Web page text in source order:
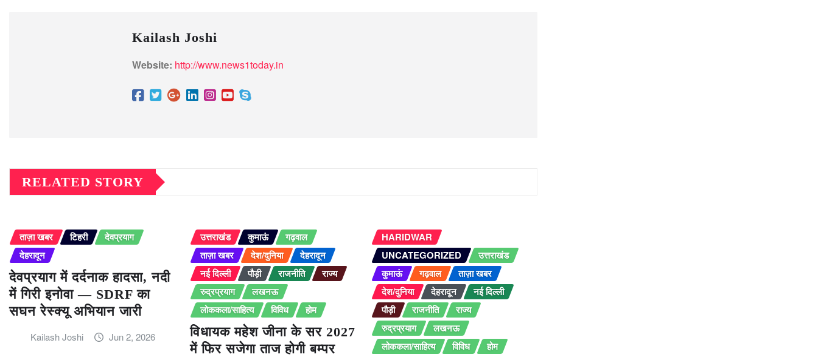
Kailash Joshi
Website: http://www.news1today.in
RELATED STORY
ताज़ा खबर टिहरी
देवप्रयाग
देहरादून
देवप्रयाग में दर्दनाक हादसा, नदी
में गिरी इनोवा — SDRF का
सघन रेस्क्यू अभियान जारी
Kailash Joshi Jun 2, 2026
उत्तराखंड कुमाऊं
गढ़वाल
ताज़ा खबर
देश/दुनिया
देहरादून
नई दिल्ली
पौड़ी राजनीति
राज्य
रुद्रप्रयाग
लखनऊ
लोककला/साहित्य
विविध होम
विधायक महेश जीना के सर 2027
में फिर सजेगा ताज होगी बम्पर
HARIDWAR
UNCATEGORIZED
उत्तराखंड
कुमाऊं
गढ़वाल
ताज़ा खबर
देश/दुनिया
देहरादून
नई दिल्ली
पौड़ी
राजनीति
राज्य
रुद्रप्रयाग
लखनऊ
लोककला/साहित्य
विविध होम